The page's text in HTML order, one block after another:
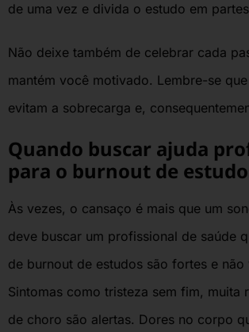
de uma vez e divida o estudo em
Não deixe também de celebrar cada
mantém você motivado. Lembre-se
evitam a sobrecarga e,
Quando buscar ajuda
para o burnout de
Às vezes, o cansaço é mais que um
deve buscar um profissional de saúde
de burnout de estudos são fortes e não
Sintomas como tristeza sem fim, muita
de choro são alertas. Dores no corpo